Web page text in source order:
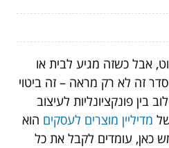
אבל כשזה מגיע לבית או
זה לא רק מראה – זה ביטוי
בין פונקציונליות לעיצוב
מדיליין מוצרים לעסקים הוא
כאן, עומדים לקבל את כל